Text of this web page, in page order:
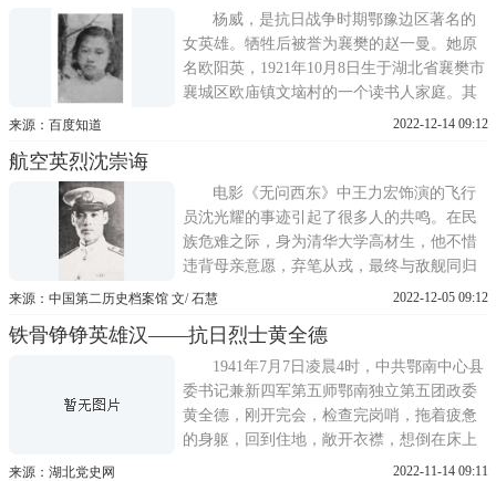
我们这一代人继续前行。武汉市档案馆开设
《红色传承》专栏，带我们一同
杨威，是抗日战争时期鄂豫边区著名的
女英雄。牺牲后被誉为襄樊的赵一曼。她原
名欧阳英，1921年10月8日生于湖北省襄樊市
襄城区欧庙镇文垴村的一个读书人家庭。其
父欧儒章是个乡下私塾先生，兄弟姊妹中，
学念书。1936年，鄂西北抗日群众救亡运动
高潮迭起，她经常与同学
来源：百度知道 2022-12-14 09:12
航空英烈沈崇诲
电影《无问西东》中王力宏饰演的飞行
员沈光耀的事迹引起了很多人的共鸣。在民
族危难之际，身为清华大学高材生，他不惜
违背母亲意愿，弃笔从戎，最终与敌舰同归
于尽。纵观中国空军抗战史，不乏为国英勇
型的历史人物是沈崇诲。航空救国，梦始笕
桥提到中国空军抗战英雄，离不开杭州城东
北小镇——笕桥，民
来源：中国第二历史档案馆 文/ 石慧 2022-12-05 09:12
铁骨铮铮英雄汉——抗日烈士黄全德
1941年7月7日凌晨4时，中共鄂南中心县
委书记兼新四军第五师鄂南独立第五团政委
黄全德，刚开完会，检查完岗哨，拖着疲惫
的身躯，回到住地，敞开衣襟，想倒在床上
睡一睡。但他怎么也睡不着，总觉得今天宿
来源：湖北党史网 2022-11-14 09:11